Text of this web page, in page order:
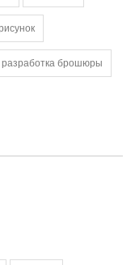
разработка брошюры